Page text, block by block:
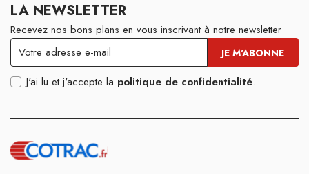
LA NEWSLETTER
Recevez nos bons plans en vous inscrivant à notre newsletter
J'ai lu et j'accepte la politique de confidentialité.